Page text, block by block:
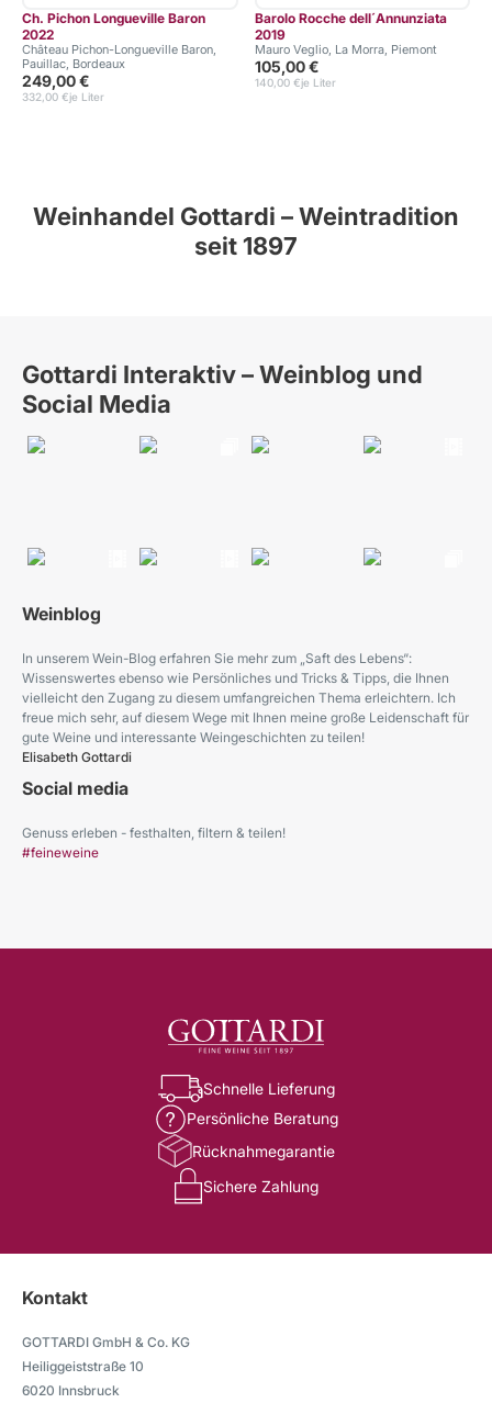
Ch. Pichon Longueville Baron
2022
Château Pichon-Longueville Baron,
Pauillac, Bordeaux
249,00 €
je Liter
332,00 €
Barolo Rocche dell´Annunziata
2019
Mauro Veglio, La Morra, Piemont
105,00 €
je Liter
140,00 €
Weinhandel Gottardi – Weintradition
seit 1897
Gottardi Interaktiv – Weinblog und
Social Media
Weinblog
In unserem Wein-Blog erfahren Sie mehr zum „Saft des Lebens“:
Wissenswertes ebenso wie Persönliches und Tricks & Tipps, die Ihnen
vielleicht den Zugang zu diesem umfangreichen Thema erleichtern. Ich
freue mich sehr, auf diesem Wege mit Ihnen meine große Leidenschaft für
gute Weine und interessante Weingeschichten zu teilen!
Elisabeth Gottardi
Social media
Genuss erleben - festhalten, filtern & teilen!
#feineweine
Schnelle Lieferung
Persönliche Beratung
Rücknahmegarantie
Sichere Zahlung
Kontakt
GOTTARDI GmbH & Co. KG
Heiliggeiststraße 10
6020 Innsbruck